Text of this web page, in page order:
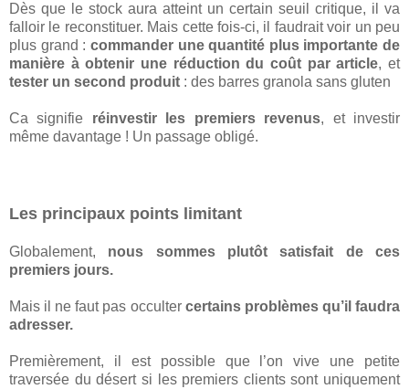
Dès que le stock aura atteint un certain seuil critique, il va
falloir le reconstituer. Mais cette fois-ci, il faudrait voir un peu
plus grand : commander une quantité plus importante de
manière à obtenir une réduction du coût par article, et
tester un second produit : des barres granola sans gluten
Ca signifie réinvestir les premiers revenus, et investir
même davantage ! Un passage obligé.
Les principaux points limitant
Globalement, nous sommes plutôt satisfait de ces
premiers jours.
Mais il ne faut pas occulter certains problèmes qu’il faudra
adresser.
Premièrement, il est possible que l’on vive une petite
traversée du désert si les premiers clients sont uniquement